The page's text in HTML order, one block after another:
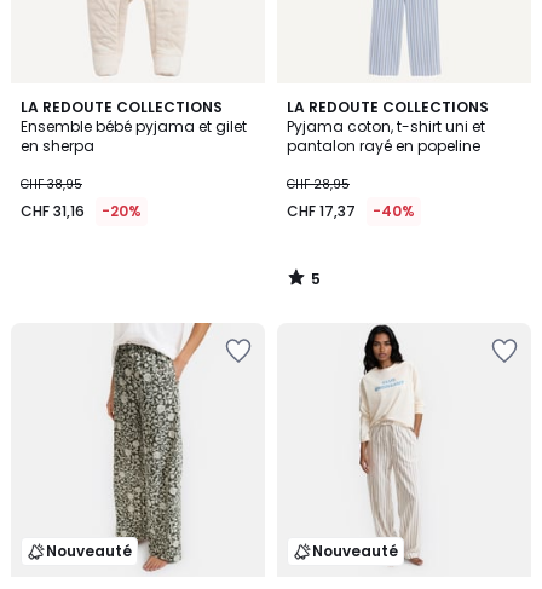
LA REDOUTE COLLECTIONS
Ensemble bébé pyjama et gilet
en sherpa
31,16
au
CHF 38,95
CHF 31,16 -20%
LA REDOUTE COLLECTIONS
Pyjama coton, t-shirt uni et
pantalon rayé en popeline
CHF 28,95
CHF 17,37 -40%
5
/
5
5
/
Nouveauté Nouveauté